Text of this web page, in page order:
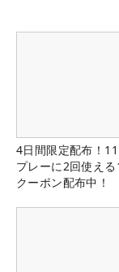
4日間限定配布！
プレーに2回使え
クーポン配布中！